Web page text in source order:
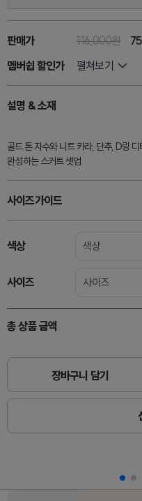
판매가 116,000원
멤버쉽 할인가
펼쳐보기
설명 & 소재
골드 톤 자수와 니트 카라, 단추, D링
완성하는 스커트 셋업
사이즈가이드
색상 색상
사이즈 사이즈
총 상품 금액
장바구니 담기